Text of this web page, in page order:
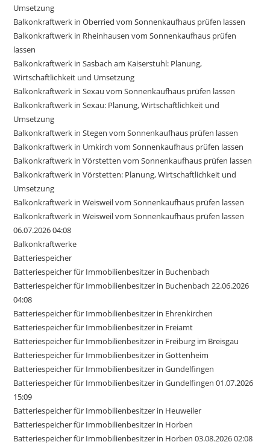
Umsetzung
Balkonkraftwerk in Oberried vom Sonnenkaufhaus prüfen lassen
Balkonkraftwerk in Rheinhausen vom Sonnenkaufhaus prüfen
lassen
Balkonkraftwerk in Sasbach am Kaiserstuhl: Planung,
Wirtschaftlichkeit und Umsetzung
Balkonkraftwerk in Sexau vom Sonnenkaufhaus prüfen lassen
Balkonkraftwerk in Sexau: Planung, Wirtschaftlichkeit und
Umsetzung
Balkonkraftwerk in Stegen vom Sonnenkaufhaus prüfen lassen
Balkonkraftwerk in Umkirch vom Sonnenkaufhaus prüfen lassen
Balkonkraftwerk in Vörstetten vom Sonnenkaufhaus prüfen lassen
Balkonkraftwerk in Vörstetten: Planung, Wirtschaftlichkeit und
Umsetzung
Balkonkraftwerk in Weisweil vom Sonnenkaufhaus prüfen lassen
Balkonkraftwerk in Weisweil vom Sonnenkaufhaus prüfen lassen
06.07.2026 04:08
Balkonkraftwerke
Batteriespeicher
Batteriespeicher für Immobilienbesitzer in Buchenbach
Batteriespeicher für Immobilienbesitzer in Buchenbach 22.06.2026
04:08
Batteriespeicher für Immobilienbesitzer in Ehrenkirchen
Batteriespeicher für Immobilienbesitzer in Freiamt
Batteriespeicher für Immobilienbesitzer in Freiburg im Breisgau
Batteriespeicher für Immobilienbesitzer in Gottenheim
Batteriespeicher für Immobilienbesitzer in Gundelfingen
Batteriespeicher für Immobilienbesitzer in Gundelfingen 01.07.2026
15:09
Batteriespeicher für Immobilienbesitzer in Heuweiler
Batteriespeicher für Immobilienbesitzer in Horben
Batteriespeicher für Immobilienbesitzer in Horben 03.08.2026 02:08